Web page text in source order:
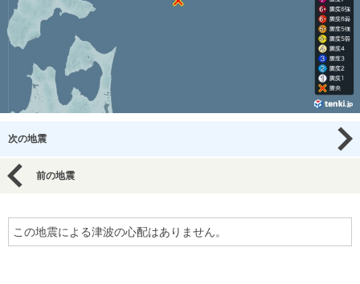
次の地震
前の地震
この地震による津波の心配はありません。